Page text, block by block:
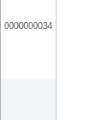
0000000034